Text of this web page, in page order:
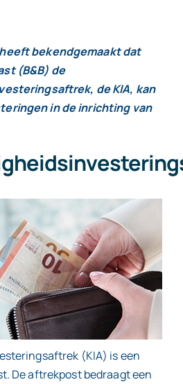
Nieuws
Contact
bekendgemaakt dat
(B&B) de
de KIA, kan
in de inrichting van
(KIA) is een
De aftrekpost bedraagt een